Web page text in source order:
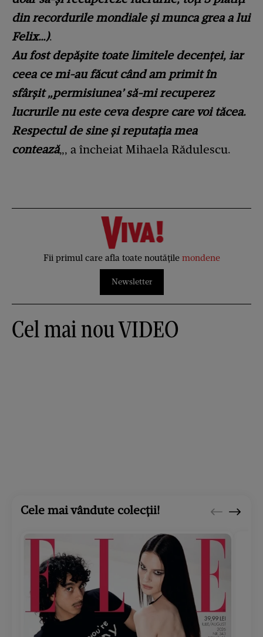
din recordurile mondiale și munca grea a lui
Felix…).
Au fost depășite toate limitele decenței, iar
ceea ce mi-au făcut când am primit în
sfârșit „permisiunea’ să-mi recuperez
lucrurile nu este ceva despre care voi tăcea.
Respectul de sine și reputația mea
contează„, a încheiat Mihaela Rădulescu.
Fii primul care afla toate noutățile mondene
Newsletter
Cel mai nou VIDEO
Cele mai vândute colecții!